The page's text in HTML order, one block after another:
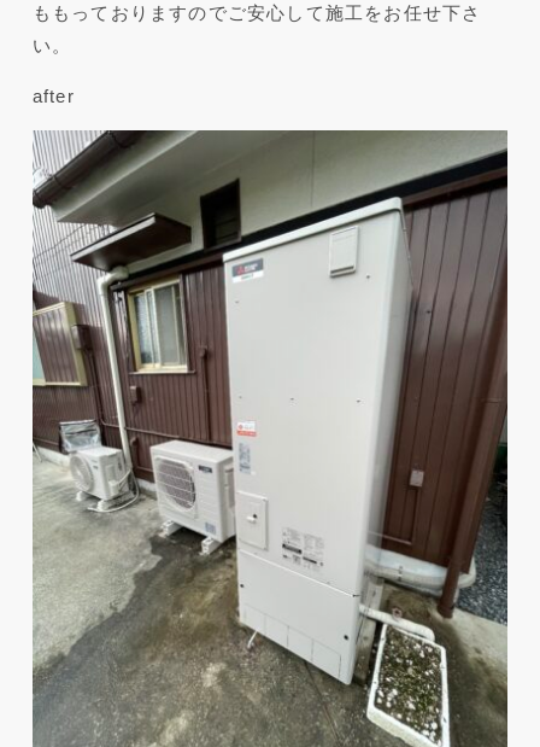
ももっておりますのでご安心して施工をお任せ下さ
い。
after